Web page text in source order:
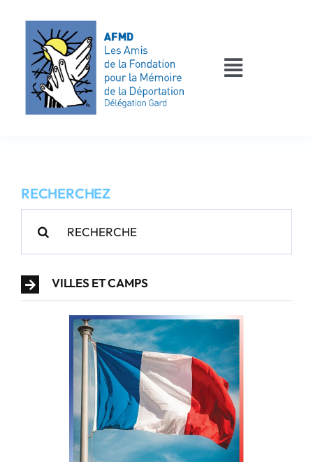
contenu
Toggle
AFMD 30
Les victimes
RECHERCHEZ
VILLES ET CAMPS